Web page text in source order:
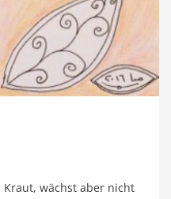
wächst aber nicht